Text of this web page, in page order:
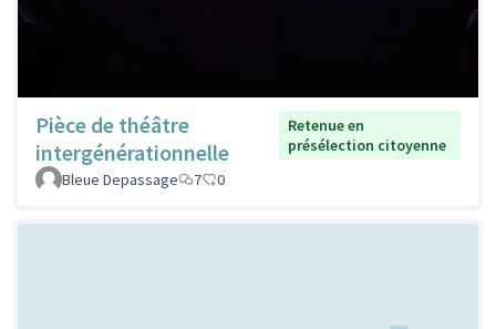
Pièce de théâtre
intergénérationnelle
Retenue en
présélection citoyenne
Bleue Depassage
7 0